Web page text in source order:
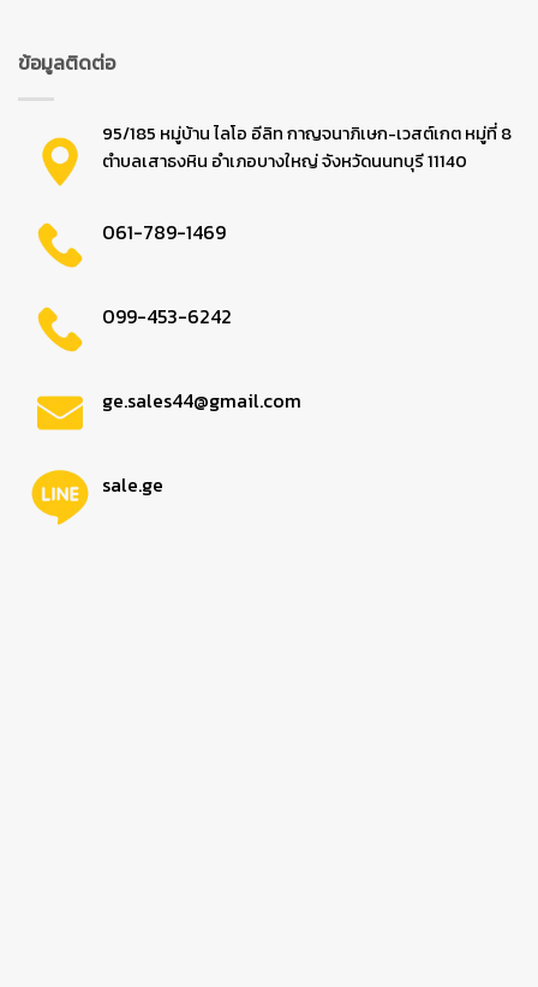
ข้อมูลติดต่อ
95/185 หมู่บ้าน ไลโอ อีลิท กาญจนาภิเษก-เวสต์เกต หมู่ที่ 8
ตำบลเสาธงหิน อำเภอบางใหญ่ จังหวัดนนทบุรี 11140
061-789-1469
099-453-6242
ge.sales44@gmail.com
sale.ge